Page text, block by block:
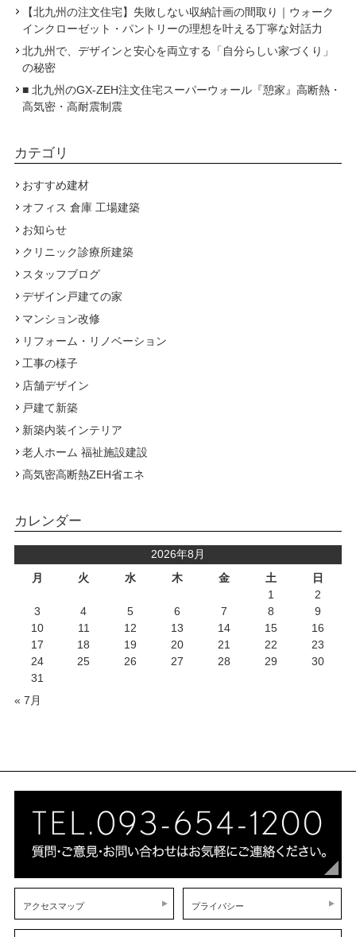
【北九州の注文住宅】失敗しない収納計画の間取り｜ウォーク
インクローゼット・パントリーの理想を叶える丁寧な対話力
北九州で、デザインと安心を両立する「自分らしい家づくり」
の秘密
■ 北九州のGX-ZEH注文住宅スーパーウォール『憩家』高断熱・
高気密・高耐震制震
カテゴリ
おすすめ建材
オフィス 倉庫 工場建築
お知らせ
クリニック診療所建築
スタッフブログ
デザイン戸建ての家
マンション改修
リフォーム・リノベーション
工事の様子
店舗デザイン
戸建て新築
新築内装インテリア
老人ホーム 福祉施設建設
高気密高断熱ZEH省エネ
カレンダー
2026年8月
月
火 水 木 金 土 日
« 7月
1
2
3
4 5 6 7 8
9
10
11 12 13 14 15
16
17
18 19 20 21 22
23
24
25 26 27 28 29
30
31
アクセスマップ プライバシー